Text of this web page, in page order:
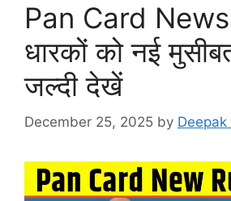
Pan Card
धारकों को नई
जल्दी देखें
December 25, 2025 by Deepak